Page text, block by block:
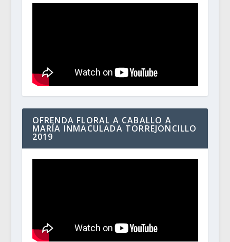
OFRENDA FLORAL A CABALLO A
MARÍA INMACULADA TORREJONCILLO
2019